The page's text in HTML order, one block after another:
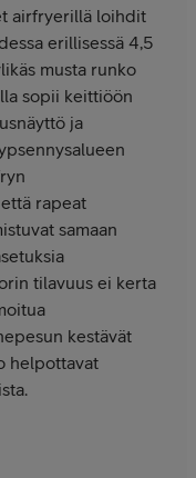
airfryerillä loihdit
erillisessä 4,5
musta runko
sopii keittiöön
ja
rapeat
samaan
tilavuus ei kerta
kestävät
helpottavat